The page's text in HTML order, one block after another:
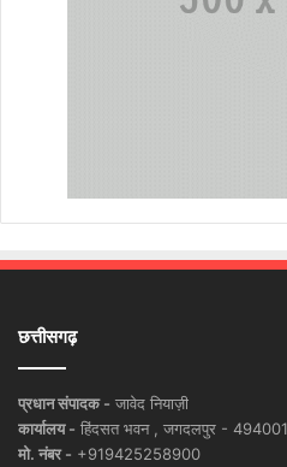
छत्तीसगढ़
प्रधान संपादक - जावेद नियाज़ी
कार्यालय - हिंदसत भवन , जगदलपुर -
मो. नंबर - +919425258900